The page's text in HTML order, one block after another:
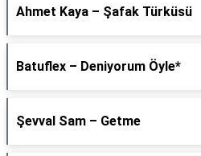
Ahmet Kaya – Şafak Türküsü
Batuflex – Deniyorum Öyle*
Şevval Sam – Getme